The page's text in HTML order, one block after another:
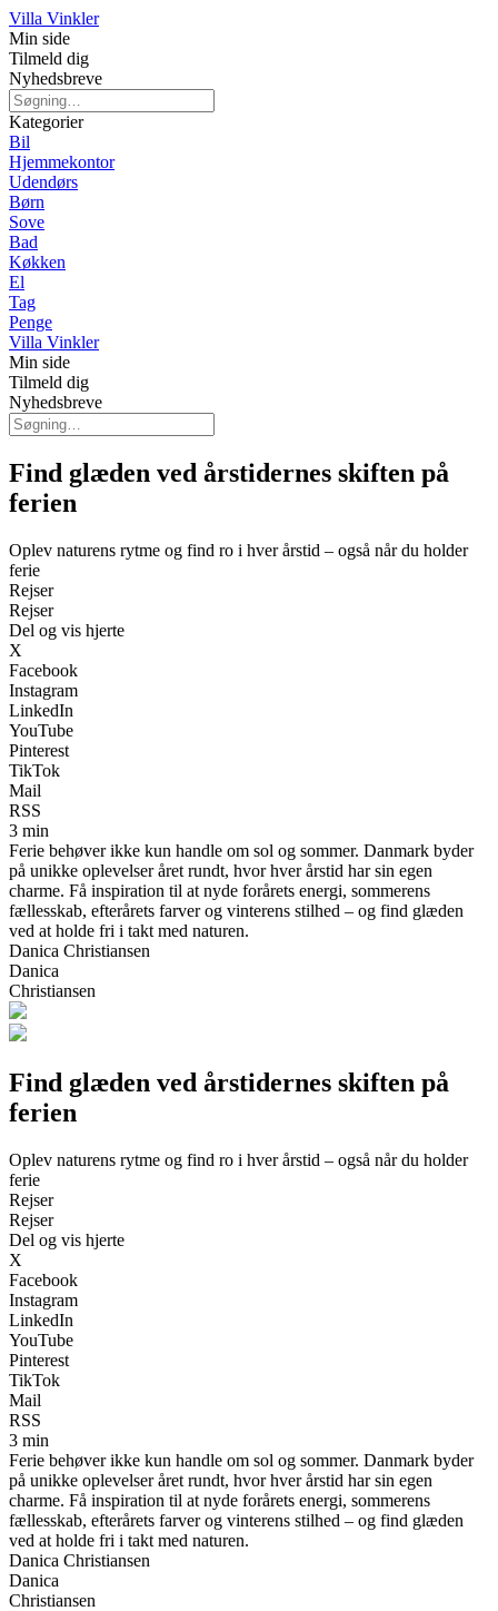
Villa Vinkler
Min side
Tilmeld dig
Nyhedsbreve
Kategorier
Bil
Hjemmekontor
Udendørs
Børn
Sove
Bad
Køkken
El
Tag
Penge
Villa Vinkler
Min side
Tilmeld dig
Nyhedsbreve
Find glæden ved årstidernes skiften på
ferien
Oplev naturens rytme og find ro i hver årstid – også når du holder
ferie
Rejser
Rejser
Del og vis hjerte
X
Facebook
Instagram
LinkedIn
YouTube
Pinterest
TikTok
Mail
RSS
3 min
Ferie behøver ikke kun handle om sol og sommer. Danmark byder
på unikke oplevelser året rundt, hvor hver årstid har sin egen
charme. Få inspiration til at nyde forårets energi, sommerens
fællesskab, efterårets farver og vinterens stilhed – og find glæden
ved at holde fri i takt med naturen.
Danica Christiansen
Danica
Christiansen
Find glæden ved årstidernes skiften på
ferien
Oplev naturens rytme og find ro i hver årstid – også når du holder
ferie
Rejser
Rejser
Del og vis hjerte
X
Facebook
Instagram
LinkedIn
YouTube
Pinterest
TikTok
Mail
RSS
3 min
Ferie behøver ikke kun handle om sol og sommer. Danmark byder
på unikke oplevelser året rundt, hvor hver årstid har sin egen
charme. Få inspiration til at nyde forårets energi, sommerens
fællesskab, efterårets farver og vinterens stilhed – og find glæden
ved at holde fri i takt med naturen.
Danica Christiansen
Danica
Christiansen